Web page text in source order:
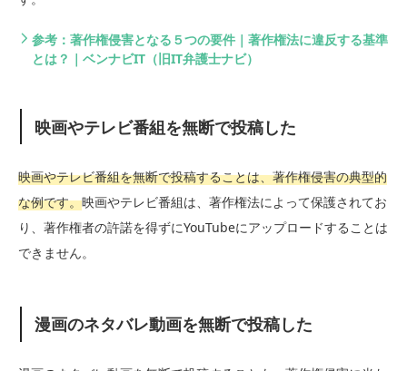
参考：著作権侵害となる５つの要件｜著作権法に違反する基準
とは？｜ベンナビIT（旧IT弁護士ナビ）
映画やテレビ番組を無断で投稿した
映画やテレビ番組を無断で投稿することは、著作権侵害の典型的
な例です。映画やテレビ番組は、著作権法によって保護されてお
り、著作権者の許諾を得ずにYouTubeにアップロードすることは
できません。
漫画のネタバレ動画を無断で投稿した